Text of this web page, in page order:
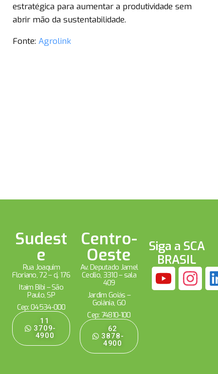
estratégica para aumentar a produtividade sem
abrir mão da sustentabilidade.
Fonte: Agrolink
Sudest
e
Rua Joaquim
Floriano, 72 – cj. 176
Itaim Bibi – São
Paulo, SP
Cep: 04534-000
11
3709-
4900
Centro-
Oeste
Av. Deputado Jamel
Cecílio, 3310 – sala
409
Jardim Goiás –
Goiânia, GO
Cep: 74810-100
62
3878-
4900
Siga a SCA
BRASIL